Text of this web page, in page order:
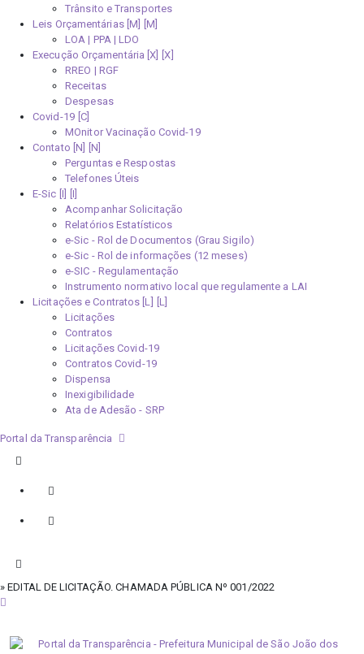
Trânsito e Transportes
Leis Orçamentárias [M]
LOA | PPA | LDO
Execução Orçamentária [X]
RREO | RGF
Receitas
Despesas
Covid-19
MOnitor Vacinação Covid-19
Contato [N]
Perguntas e Respostas
Telefones Úteis
E-Sic [I]
Acompanhar Solicitação
Relatórios Estatísticos
e-Sic - Rol de Documentos (Grau Sigilo)
e-Sic - Rol de informações (12 meses)
e-SIC - Regulamentação
Instrumento normativo local que regulamente a LAI
Licitações e Contratos [L]
Licitações
Contratos
Licitações Covid-19
Contratos Covid-19
Dispensa
Inexigibilidade
Ata de Adesão - SRP
Portal da Transparência
» EDITAL DE LICITAÇÃO. CHAMADA PÚBLICA Nº 001/2022